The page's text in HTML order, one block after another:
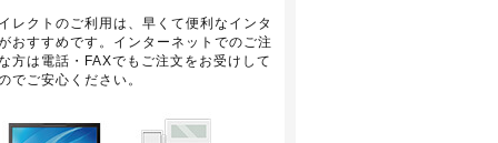
レクトのご利用は、早くて便利なインタ
おすすめです。インターネットでのご注
方は電話・FAXでもご注文をお受けして
でご安心ください。